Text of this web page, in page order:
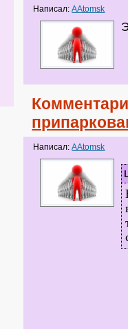
Написал:AAtomsk
Написал:AAtomsk